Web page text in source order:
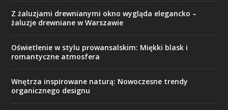
Z żaluzjami drewnianymi okno wygląda elegancko –
żaluzje drewniane w Warszawie
Oświetlenie w stylu prowansalskim: Miękki blask i
romantyczne atmosfera
Wnętrza inspirowane naturą: Nowoczesne trendy
organicznego designu